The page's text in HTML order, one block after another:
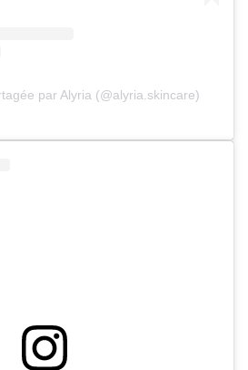
par Alyria (@alyria.skincare)